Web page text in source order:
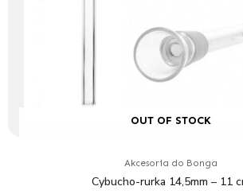
OUT OF STOCK
Akcesoria do Bonga
Cybucho-rurka 14,5mm – 11